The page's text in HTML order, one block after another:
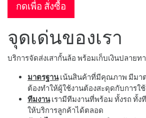
กดเพื่อ สั่งซื้อ
จุดเด่นของเรา
บริการจัดส่งเสากั้นล้อ พร้อมเก็บเงินปลายท
มาตรฐานเน้นสินค้าที่มีคุณภาพ มีมา
ต้องทำให้ผู้ใช้งานต้องสะดุดกับการใ
ทีมงานเรามีทีมงานที่พร้อม ทั้งรถ ทั้ง
ให้บริการลูกค้าได้ตลอด